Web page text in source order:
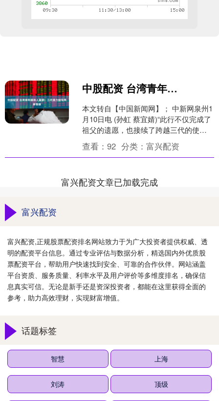
中股配资 台湾青年媒体人翟翾：三代接力续写两岸情缘
本文转自【中国新闻网】； 中新网泉州1
月10日电 (孙虹 蔡宜婧)“此行不仅完成了
祖父的遗愿，也接续了跨越三代的使
命。”台湾青年媒体人翟翾9日在福建泉州
表示，目....
查看：92 分类：富兴配资
富兴配资文章已加载完成
富兴配资
富兴配资,正规股票配资排名网站致力于为广大投资者提供权威、透
明的配资平台信息。通过专业评估与数据分析，精选国内外优质股
票配资平台，帮助用户快速找到安全、可靠的合作伙伴。网站涵盖
平台资质、服务质量、利率水平及用户评价等多维度排名，确保信
息真实可信。无论是新手还是资深投资者，都能在这里获得全面的
参考，助力高效理财，实现财富增值。
话题标签
智慧 上海
刘涛 顶级